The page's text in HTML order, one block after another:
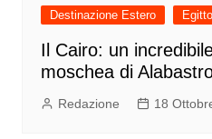
Destinazione Estero Egitto
Il Cairo: un
moschea di
Redazione 18